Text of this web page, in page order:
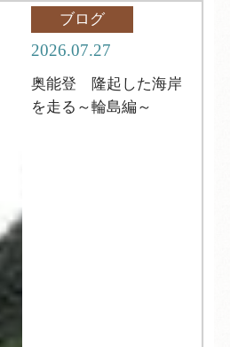
ブログ
2026.07.27
奥能登 隆起した海岸
を走る～輪島編～